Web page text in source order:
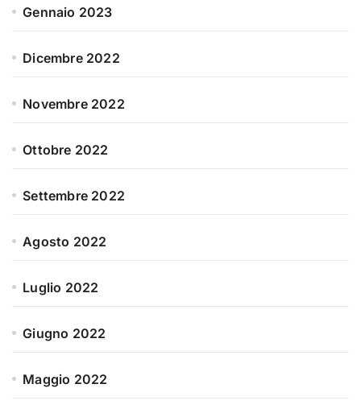
Gennaio 2023
Dicembre 2022
Novembre 2022
Ottobre 2022
Settembre 2022
Agosto 2022
Luglio 2022
Giugno 2022
Maggio 2022